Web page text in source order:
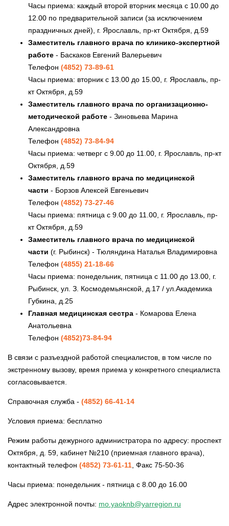
Часы приема: каждый второй вторник месяца с 10.00 до
12.00 по предварительной записи (за исключением
праздничных дней), г. Ярославль, пр-кт Октября, д.59
Заместитель главного врача по клинико-экспертной
работе - Баскаков Евгений Валерьевич
Телефон (4852) 73-89-61
Часы приема: вторник с 13.00 до 15.00, г. Ярославль, пр-
кт Октября, д.59
Заместитель главного врача по организационно-
методической работе - Зиновьева Марина
Александровна
Телефон (4852) 73-84-94
Часы приема: четверг с 9.00 до 11.00, г. Ярославль, пр-кт
Октября, д.59
Заместитель главного врача по медицинской
части - Борзов Алексей Евгеньевич
Телефон (4852) 73-27-46
Часы приема: пятница с 9.00 до 11.00, г. Ярославль, пр-
кт Октября, д.59
Заместитель главного врача по медицинской
части (г. Рыбинск) - Тюляндина Наталья Владимировна
Телефон (4855) 21-18-66
Часы приема: понедельник, пятница с 11.00 до 13.00, г.
Рыбинск, ул. З. Космодемьянской, д.17 / ул.Академика
Губкина, д.25
Главная медицинская сестра - Комарова Елена
Анатольевна
Телефон (4852)73-84-94
В связи с разъездной работой специалистов, в том числе по
экстренному вызову, время приема у конкретного специалиста
согласовывается.
Справочная служба - (4852) 66-41-14
Условия приема: бесплатно
Режим работы дежурного администратора по адресу: проспект
Октября, д. 59, кабинет №210 (приемная главного врача),
контактный телефон (4852) 73-61-11 , Факс 75-50-36
Часы приема: понедельник - пятница с 8.00 до 16.00
Адрес электронной почты: mo.yaoknb@yarregion.ru